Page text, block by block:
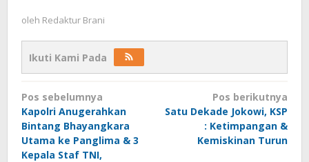
oleh Redaktur Brani
Ikuti Kami Pada
Navigasi
pos
Pos sebelumnya
Kapolri Anugerahkan
Bintang Bhayangkara
Utama ke Panglima & 3
Kepala Staf TNI,
Pos berikutnya
Satu Dekade Jokowi, KSP
: Ketimpangan &
Kemiskinan Turun